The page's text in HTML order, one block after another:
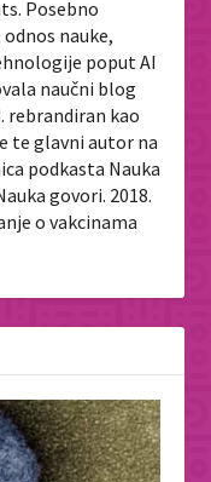
Posebno
nauke,
poput AI
naučni blog
rebrandiran kao
te glavni autor na
podkasta Nauka
govori. 2018.
o vakcinama